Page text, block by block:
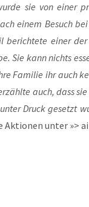
sie von einer
einem Besuch
berich­te­te einer
Sie kann nichts
Fami­lie ihr auch
auch, dass
Druck gesetzt
unter »> ai